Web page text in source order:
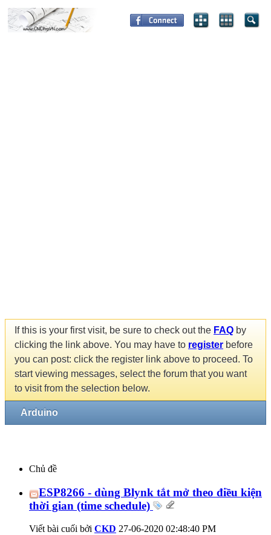
If this is your first visit, be sure to check out the FAQ by
clicking the link above. You may have to register before
you can post: click the register link above to proceed. To
start viewing messages, select the forum that you want
to visit from the selection below.
Arduino
Chủ đề
ESP8266 - dùng Blynk tắt mở theo điều kiện
thời gian (time schedule)
Viết bài cuối bởi CKD 27-06-2020 02:48:40 PM